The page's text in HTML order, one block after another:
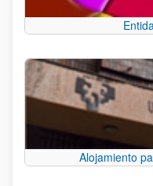
Alojamiento